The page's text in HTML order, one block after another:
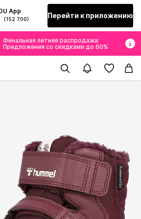
App
(152 700) Перейти к приложению
Финальная летняя распродажа:
Предложения со скидками до 60%